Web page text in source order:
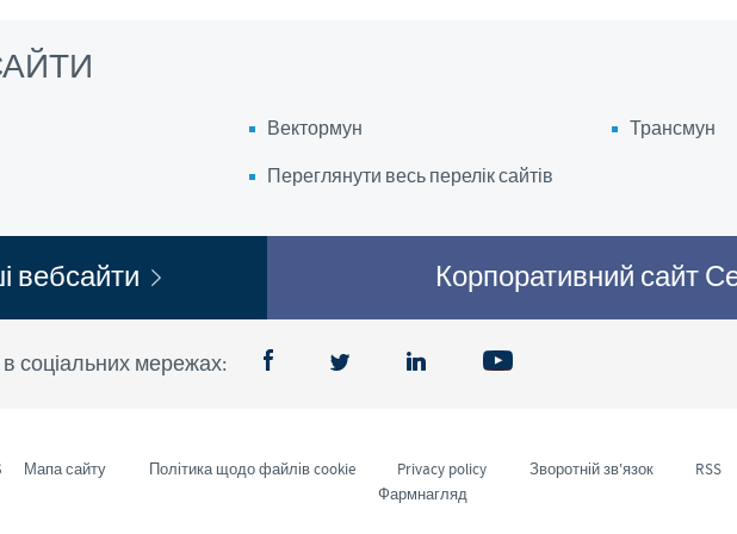
Вектормун
Трансмун
Переглянути весь перелік сайтів
вебсайти Корпоративний сайт
соціальних мережах:
Мапа сайту Політика щодо файлів cookie Privacy policy Зворотній зв'язок RSS
Фармнагляд